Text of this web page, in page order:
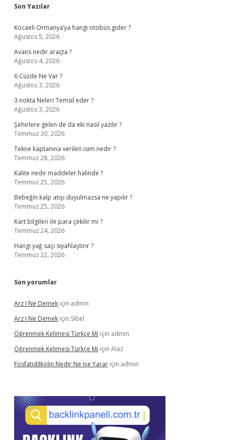
Sidebar
Son Yazılar
Kocaeli Ormanya’ya hangi otobüs gider ?
Ağustos 5, 2026
Avans nedir araçta ?
Ağustos 4, 2026
6 Cüzde Ne Var ?
Ağustos 3, 2026
3 nokta Neleri Temsil eder ?
Ağustos 3, 2026
Şehirlere gelen de da eki nasıl yazılır ?
Temmuz 30, 2026
Tekne kaptanına verilen isim nedir ?
Temmuz 28, 2026
Kalite nedir maddeler halinde ?
Temmuz 25, 2026
Bebeğin kalp atışı duyulmazsa ne yapılır ?
Temmuz 25, 2026
Kart bilgileri ile para çekilir mi ?
Temmuz 24, 2026
Hangi yağ saçı siyahlaştırır ?
Temmuz 22, 2026
Son yorumlar
Arz I Ne Demek için admin
Arz I Ne Demek için Sibel
Öğrenmek Kelimesi Türkçe Mi için admin
Öğrenmek Kelimesi Türkçe Mi için Alaz
Fosfatidilkolin Nedir Ne Işe Yarar için admin